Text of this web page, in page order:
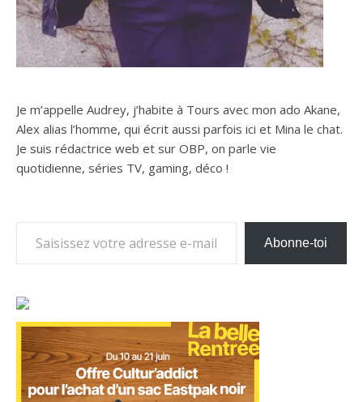
Je m’appelle Audrey, j’habite à Tours avec mon ado Akane,
Alex alias l’homme, qui écrit aussi parfois ici et Mina le chat.
Je suis rédactrice web et sur OBP, on parle vie
quotidienne, séries TV, gaming, déco !
Abonne-toi